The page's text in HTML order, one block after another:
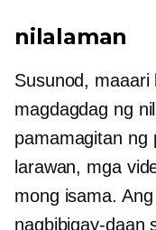
nilalaman
Susunod, maaari
magdagdag ng
pamamagitan ng
larawan, mga
mong isama. Ang
nagbibigay-daan